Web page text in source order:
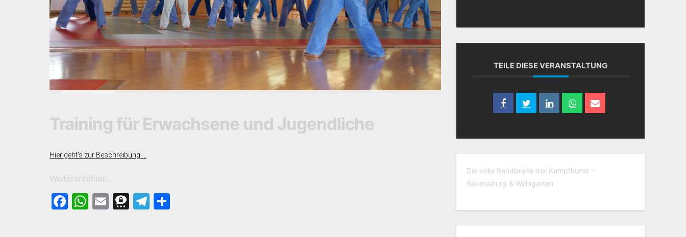
Training für Erwachsene und Jugendliche
Hier geht’s zur Beschreibung …
Weitererzählen...
Facebook
WhatsApp
EmailThreema
Telegram
TEILE DIESE VERANSTALTUNG
Die volle Bandbreite der Kampfkunst –
Ravensburg & Weingarten